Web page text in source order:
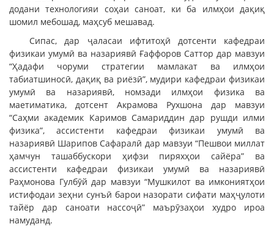
додани технологияи соҳаи саноат, ки ба илмҳои дақиқ
шомил мебошад, маҳсуб мешавад.
Сипас, дар ҷаласаи ифтитоҳӣ дотсенти кафедраи
физикаи умумӣ ва назариявӣ Ғаффоров Саттор дар мавзуи
“Ҳадафи чоруми стратегии мамлакат ва илмҳои
табиатшиносӣ, дақиқ ва риёзӣ”, мудири кафедраи физикаи
умумӣ ва назариявӣ, номзади илмҳои физика ва
маетиматика, дотсент Акрамова Рухшона дар мавзуи
“Саҳми академик Каримов Самариддин дар рушди илми
физика”, ассистенти кафедраи физикаи умумӣ ва
назариявӣ Шарипов Сафаралӣ дар мавзуи “Пешвои миллат
ҳамчун ташаббускори ҳифзи пиряхҳои сайёра” ва
ассистенти кафедраи физикаи умумӣ ва назариявӣ
Раҳмонова Гулбӯй дар мавзуи “Мушкилот ва имкониятҳои
истифодаи зеҳни сунъӣ барои назорати сифати маҳҷулоти
тайёр дар саноати нассоҷӣ” маърӯзаҳои худро ироа
намуданд.